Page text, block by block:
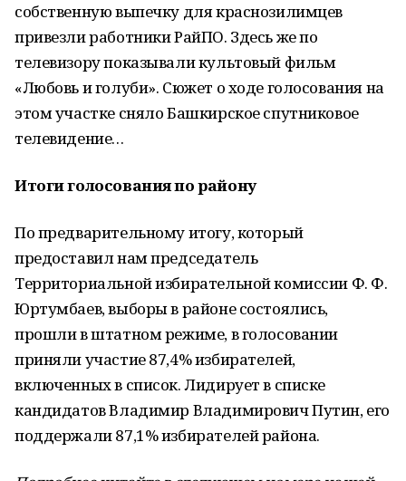
собственную выпечку для краснозилимцев
привезли работники РайПО. Здесь же по
телевизору показывали культовый фильм
«Любовь и голуби». Сюжет о ходе голосования на
этом участке сняло Башкирское спутниковое
телевидение…
Итоги голосования по району
По предварительному итогу, который
предоставил нам председатель
Территориальной избирательной комиссии Ф. Ф.
Юртумбаев, выборы в районе состоялись,
прошли в штатном режиме, в голосовании
приняли участие 87,4% избирателей,
включенных в список. Лидирует в списке
кандидатов Владимир Владимирович Путин, его
поддержали 87,1% избирателей района.